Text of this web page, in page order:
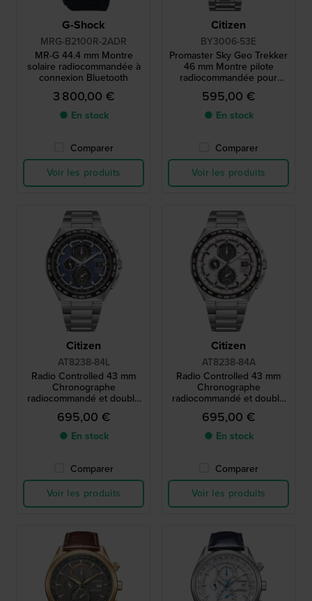
G-Shock
MRG-B2100R-2ADR
MR-G 44.4 mm Montre
solaire radiocommandée à
connexion Bluetooth
3 800,00 €
● En stock
Comparer
Voir les produits
Citizen
BY3006-53E
Promaster Sky Geo Trekker
46 mm Montre pilote
radiocommandée pour
l'hémisphère nord
595,00 €
● En stock
Comparer
Voir les produits
Citizen
AT8238-84L
Radio Controlled 43 mm
Chronographe
radiocommandé et double
minuterie en titane
695,00 €
● En stock
Comparer
Voir les produits
Citizen
AT8238-84A
Radio Controlled 43 mm
Chronographe
radiocommandé et double
minuterie en titane
695,00 €
● En stock
Comparer
Voir les produits